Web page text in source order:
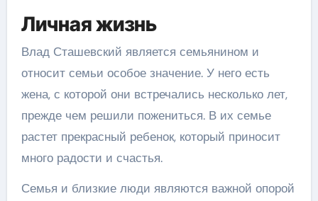
Личная жизнь
Влад Сташевский является семьянином и
относит семьи особое значение. У него есть
жена, с которой они встречались несколько лет,
прежде чем решили пожениться. В их семье
растет прекрасный ребенок, который приносит
много радости и счастья.
Семья и близкие люди являются важной опорой